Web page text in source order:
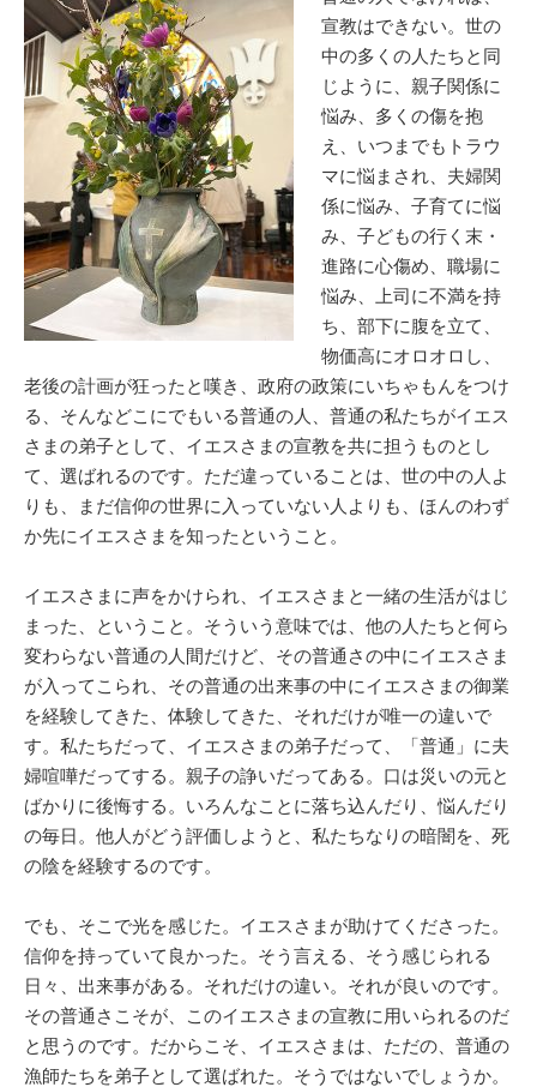
宣教はできない。世の
中の多くの人たちと同
じように、親子関係に
悩み、多くの傷を抱
え、いつまでもトラウ
マに悩まされ、夫婦関
係に悩み、子育てに悩
み、子どもの行く末・
進路に心傷め、職場に
悩み、上司に不満を持
ち、部下に腹を立て、
物価高にオロオロし、
老後の計画が狂ったと嘆き、政府の政策にいちゃもんをつけ
る、そんなどこにでもいる普通の人、普通の私たちがイエス
さまの弟子として、イエスさまの宣教を共に担うものとし
て、選ばれるのです。ただ違っていることは、世の中の人よ
りも、まだ信仰の世界に入っていない人よりも、ほんのわず
か先にイエスさまを知ったということ。
イエスさまに声をかけられ、イエスさまと一緒の生活がはじ
まった、ということ。そういう意味では、他の人たちと何ら
変わらない普通の人間だけど、その普通さの中にイエスさま
が入ってこられ、その普通の出来事の中にイエスさまの御業
を経験してきた、体験してきた、それだけが唯一の違いで
す。私たちだって、イエスさまの弟子だって、「普通」に夫
婦喧嘩だってする。親子の諍いだってある。口は災いの元と
ばかりに後悔する。いろんなことに落ち込んだり、悩んだり
の毎日。他人がどう評価しようと、私たちなりの暗闇を、死
の陰を経験するのです。
でも、そこで光を感じた。イエスさまが助けてくださった。
信仰を持っていて良かった。そう言える、そう感じられる
日々、出来事がある。それだけの違い。それが良いのです。
その普通さこそが、このイエスさまの宣教に用いられるのだ
と思うのです。だからこそ、イエスさまは、ただの、普通の
漁師たちを弟子として選ばれた。そうではないでしょうか。